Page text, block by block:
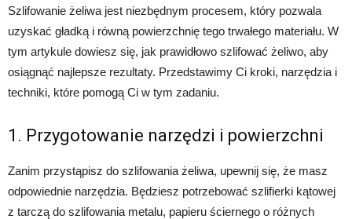
Szlifowanie żeliwa jest niezbędnym procesem, który pozwala
uzyskać gładką i równą powierzchnię tego trwałego materiału. W
tym artykule dowiesz się, jak prawidłowo szlifować żeliwo, aby
osiągnąć najlepsze rezultaty. Przedstawimy Ci kroki, narzędzia i
techniki, które pomogą Ci w tym zadaniu.
1. Przygotowanie narzędzi i powierzchni
Zanim przystąpisz do szlifowania żeliwa, upewnij się, że masz
odpowiednie narzędzia. Będziesz potrzebować szlifierki kątowej
z tarczą do szlifowania metalu, papieru ściernego o różnych